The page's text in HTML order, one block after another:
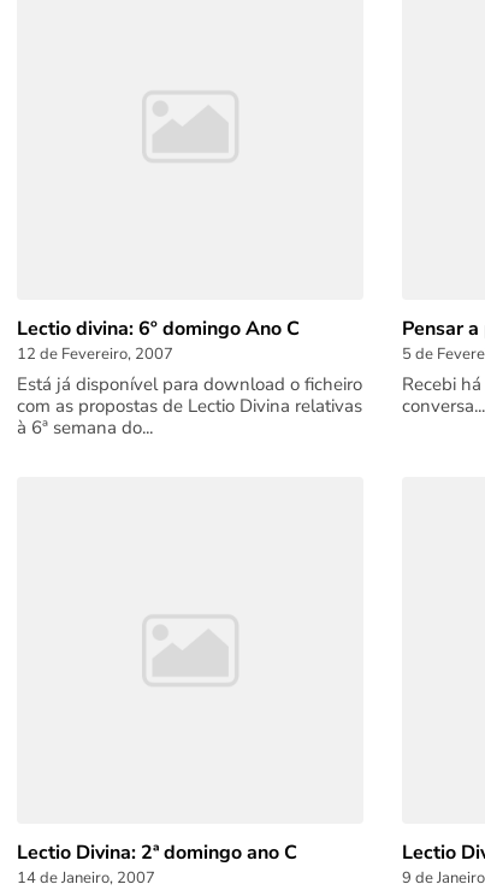
Lectio divina: 6º domingo Ano C
12 de Fevereiro, 2007
Está já disponível para download o ficheiro
com as propostas de Lectio Divina relativas
à 6ª semana do...
Pensar
5 de
Recebi
Lectio Divina: 2ª domingo ano C
14 de Janeiro, 2007
Lectio
9 de